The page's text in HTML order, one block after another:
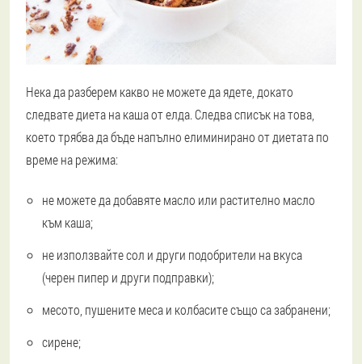
Нека да разберем какво не можете да ядете, докато
следвате диета на каша от елда. Следва списък на това,
което трябва да бъде напълно елиминирано от диетата по
време на режима:
не можете да добавяте масло или растително масло
към каша;
не използвайте сол и други подобрители на вкуса
(черен пипер и други подправки);
месото, пушените меса и колбасите също са забранени;
сирене;